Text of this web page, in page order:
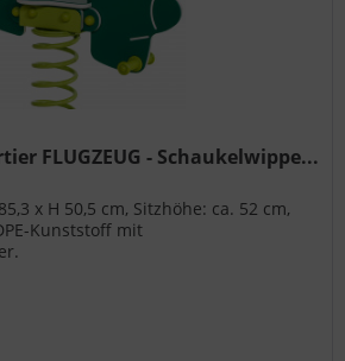
FLUGZEUG - Schaukelwippe...
x H 50,5 cm, Sitzhöhe: ca. 52 cm,
Kunststoff mit